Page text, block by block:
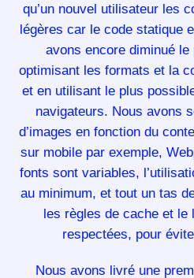
qu’un nouvel utilisateur les
légères car le code statique
avons encore diminué
optimisant les formats et la
et en utilisant le plus
navigateurs. Nous avons
d’images en fonction du
sur mobile par exemple,
fonts sont variables,
au minimum, et tout un tas
les règles de cache et le
respectées, pour
Nous avons livré une